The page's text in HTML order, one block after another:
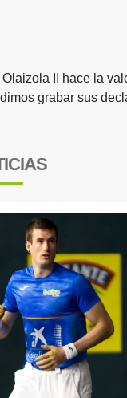
II hace la
grabar sus